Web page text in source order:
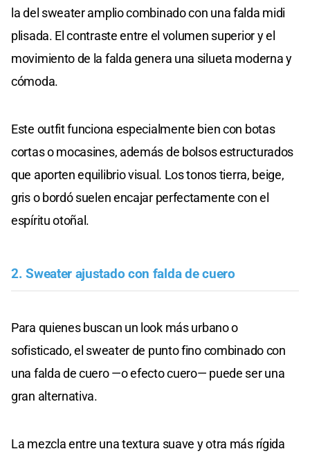
la del sweater amplio combinado con una falda midi
plisada. El contraste entre el volumen superior y el
movimiento de la falda genera una silueta moderna y
cómoda.
Este outfit funciona especialmente bien con botas
cortas o mocasines, además de bolsos estructurados
que aporten equilibrio visual. Los tonos tierra, beige,
gris o bordó suelen encajar perfectamente con el
espíritu otoñal.
2. Sweater ajustado con falda de cuero
Para quienes buscan un look más urbano o
sofisticado, el sweater de punto fino combinado con
una falda de cuero —o efecto cuero— puede ser una
gran alternativa.
La mezcla entre una textura suave y otra más rígida